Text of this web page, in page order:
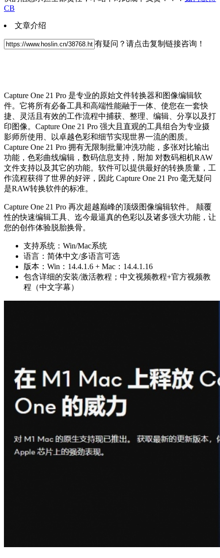
CB
文章介绍
有疑问？请点击复制链接咨询！
Capture One 21 Pro 是专业的原始文件转换器和图像编辑软
件。它将所有必备工具和高端性能融于一体、使您在一套快
捷、灵活且有效的工作流程中捕获、整理、编辑、分享以及打
印图像。Capture One 21 Pro 强大且直观的工具组合为专业摄
影师所使用、以卓越色彩和细节实现世界一流的图质。
Capture One 21 Pro 拥有无限制批量冲洗功能，多张对比输出
功能，色彩曲线编辑，数码信息支持，附加 对数码相机RAW
文件支持以及其它的功能。软件可以提供最好的转换质量，工
作流程获得了世界的好评，因此 Capture One 21 Pro 毫无疑问
是RAW转换软件的标准。
Capture One 21 Pro 再次超越巅峰的顶级图像编辑软件。 颠覆
性的快速编辑工具、迄今最逼真的色彩以及诸多强大功能，让
您的创作体验脱胎换骨。
支持系统：Win/Mac系统
语言：简体中文/多语言可选
版本：Win：14.4.1.6 + Mac：14.4.1.16
包含详细的安装/激活教程；中文视频教程+官方视频教
程（中文字幕）